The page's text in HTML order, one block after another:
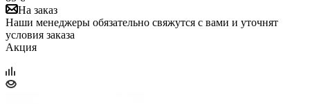
На заказ
Наши менеджеры обязательно свяжутся с вами и уточнят
условия заказа
Акция